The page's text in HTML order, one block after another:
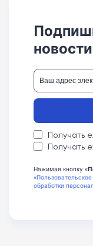
Получать
Получать
Нажимая кнопку «
обработки